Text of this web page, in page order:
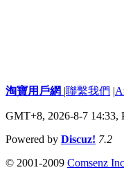
淘寶用戶網 |聯繫我們 |
GMT+8, 2026-8-7 14:33,
Powered by Discuz! 7.2
© 2001-2009 Comsenz